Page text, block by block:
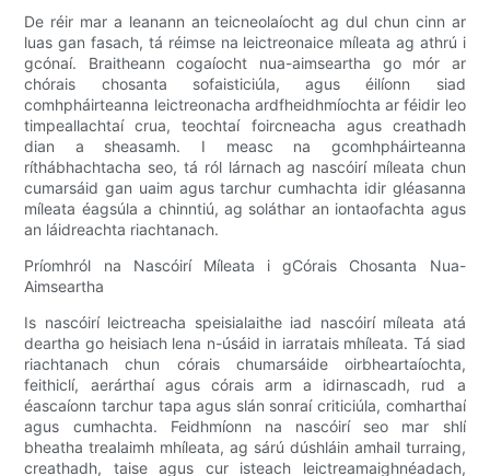
De réir mar a leanann an teicneolaíocht ag dul chun cinn ar
luas gan fasach, tá réimse na leictreonaice míleata ag athrú i
gcónaí. Braitheann cogaíocht nua-aimseartha go mór ar
chórais chosanta sofaisticiúla, agus éilíonn siad
comhpháirteanna leictreonacha ardfheidhmíochta ar féidir leo
timpeallachtaí crua, teochtaí foircneacha agus creathadh
dian a sheasamh. I measc na gcomhpháirteanna
ríthábhachtacha seo, tá ról lárnach ag nascóirí míleata chun
cumarsáid gan uaim agus tarchur cumhachta idir gléasanna
míleata éagsúla a chinntiú, ag soláthar an iontaofachta agus
an láidreachta riachtanach.
Príomhról na Nascóirí Míleata i gCórais Chosanta Nua-
Aimseartha
Is nascóirí leictreacha speisialaithe iad nascóirí míleata atá
deartha go heisiach lena n-úsáid in iarratais mhíleata. Tá siad
riachtanach chun córais chumarsáide oirbheartaíochta,
feithiclí, aerárthaí agus córais arm a idirnascadh, rud a
éascaíonn tarchur tapa agus slán sonraí criticiúla, comharthaí
agus cumhachta. Feidhmíonn na nascóirí seo mar shlí
bheatha trealaimh mhíleata, ag sárú dúshláin amhail turraing,
creathadh, taise agus cur isteach leictreamaighnéadach,